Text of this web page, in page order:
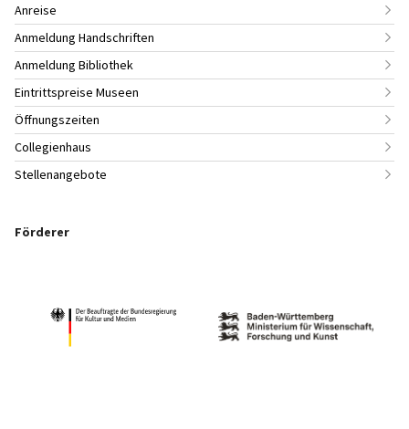
Anreise
Anmeldung Handschriften
Anmeldung Bibliothek
Eintrittspreise Museen
Öffnungszeiten
Collegienhaus
Stellenangebote
Förderer